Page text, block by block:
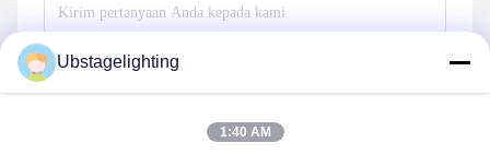
Ubstagelighting
1:40 AM